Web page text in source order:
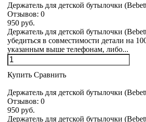
Держатель для детской бутылочки
Отзывов: 0
950 руб.
Держатель для детской бутылочки
убедиться в совместимости детали на
указанным выше телефонам, либо...
Купить Сравнить
Держатель для детской бутылочки
Отзывов: 0
950 руб.
Держатель для детской бутылочки